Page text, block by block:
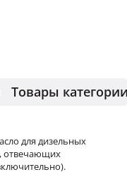
Товары
для дизельных
отвечающих